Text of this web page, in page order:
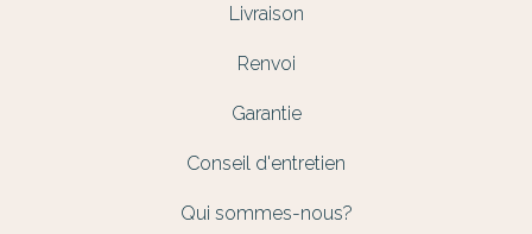
Livraison
Renvoi
Garantie
Conseil d'entretien
Qui sommes-nous?